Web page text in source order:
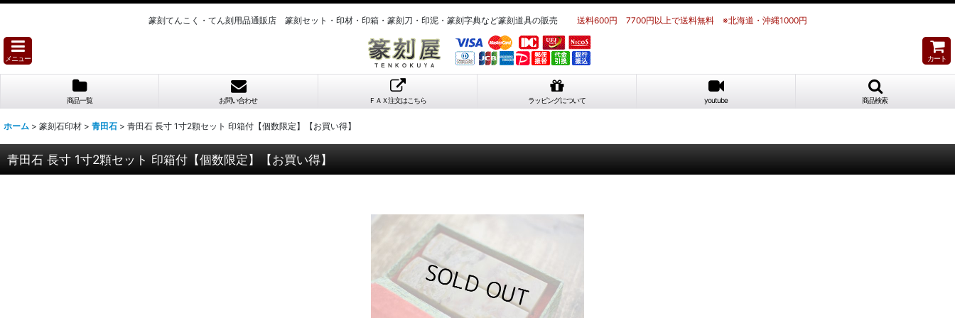
篆刻てんこく・てん刻用品通販店 篆刻セット・印材・印箱・篆刻刀・印泥・篆刻字典など篆刻道具の販売 送料600円 7700円以上で送料無料 ※北海道・沖縄1000円
メニュー カート
商品一覧 お問い合わせ ＦＡＸ注文はこちら ラッピングについて youtube 商品検索
ホーム > 篆刻石印材 > 青田石 > 青田石 長寸 1寸2顆セット 印箱付【個数限定】【お買い得】
青田石 長寸 1寸2顆セット 印箱付【個数限定】【お買い得】